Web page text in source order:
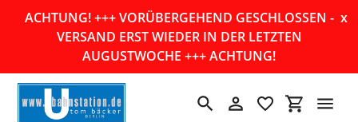
ACHTUNG! +++ VORÜBERGEHEND GESCHLOSSEN -
VERSAND ERST WIEDER IN DER LETZTEN
AUGUSTWOCHE +++ ACHTUNG!
x
SuchenEinloggen